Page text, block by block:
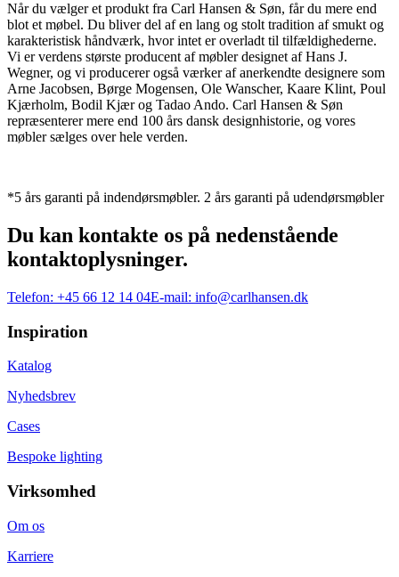
Når du vælger et produkt fra Carl Hansen & Søn, får du mere end
blot et møbel. Du bliver del af en lang og stolt tradition af smukt og
karakteristisk håndværk, hvor intet er overladt til tilfældighederne.
Vi er verdens største producent af møbler designet af Hans J.
Wegner, og vi producerer også værker af anerkendte designere som
Arne Jacobsen, Børge Mogensen, Ole Wanscher, Kaare Klint, Poul
Kjærholm, Bodil Kjær og Tadao Ando. Carl Hansen & Søn
repræsenterer mere end 100 års dansk designhistorie, og vores
møbler sælges over hele verden.
*5 års garanti på indendørsmøbler. 2 års garanti på udendørsmøbler
Du kan kontakte os på nedenstående
kontaktoplysninger.
Telefon: +45 66 12 14 04E-mail: info@carlhansen.dk
Inspiration
Katalog
Nyhedsbrev
Cases
Bespoke lighting
Virksomhed
Om os
Karriere